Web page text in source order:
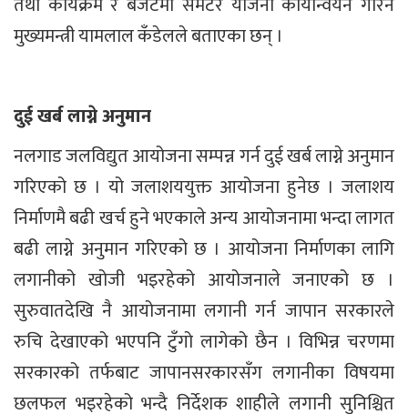
मुख्यमन्त्री यामलाल कँडेलले बताएका छन् ।
दुई खर्ब लाग्ने अनुमान
नलगाड जलविद्युत आयोजना सम्पन्न गर्न दुई खर्ब लाग्ने अनुमान
गरिएको छ । यो जलाशययुक्त आयोजना हुनेछ । जलाशय
निर्माणमै बढी खर्च हुने भएकाले अन्य आयोजनामा भन्दा लागत
बढी लाग्ने अनुमान गरिएको छ । आयोजना निर्माणका लागि
लगानीको खोजी भइरहेको आयोजनाले जनाएको छ ।
सुरुवातदेखि नै आयोजनामा लगानी गर्न जापान सरकारले
रुचि देखाएको भएपनि टुँगो लागेको छैन । विभिन्न चरणमा
सरकारको तर्फबाट जापानसरकारसँग लगानीका विषयमा
छलफल भइरहेको भन्दै निर्देशक शाहीले लगानी सुनिश्चित